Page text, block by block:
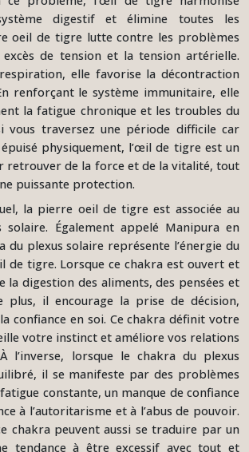
digestif et élimine toutes les
oeil de tigre lutte contre les problèmes
de tension et la tension artérielle.
elle favorise la décontraction
renforçant le système immunitaire, elle
la fatigue chronique et les troubles du
vous traversez une période difficile car
physiquement, l’œil de tigre est un
retrouver de la force et de la vitalité, tout
puissante protection.
la pierre oeil de tigre est associée au
solaire. Également appelé Manipura en
du plexus solaire représente l’énergie du
de tigre. Lorsque ce chakra est ouvert et
la digestion des aliments, des pensées et
plus, il encourage la prise de décision,
confiance en soi. Ce chakra définit votre
votre instinct et améliore vos relations
l’inverse, lorsque le chakra du plexus
il se manifeste par des problèmes
constante, un manque de confiance
à l’autoritarisme et à l’abus de pouvoir.
chakra peuvent aussi se traduire par un
tendance à être excessif avec tout et